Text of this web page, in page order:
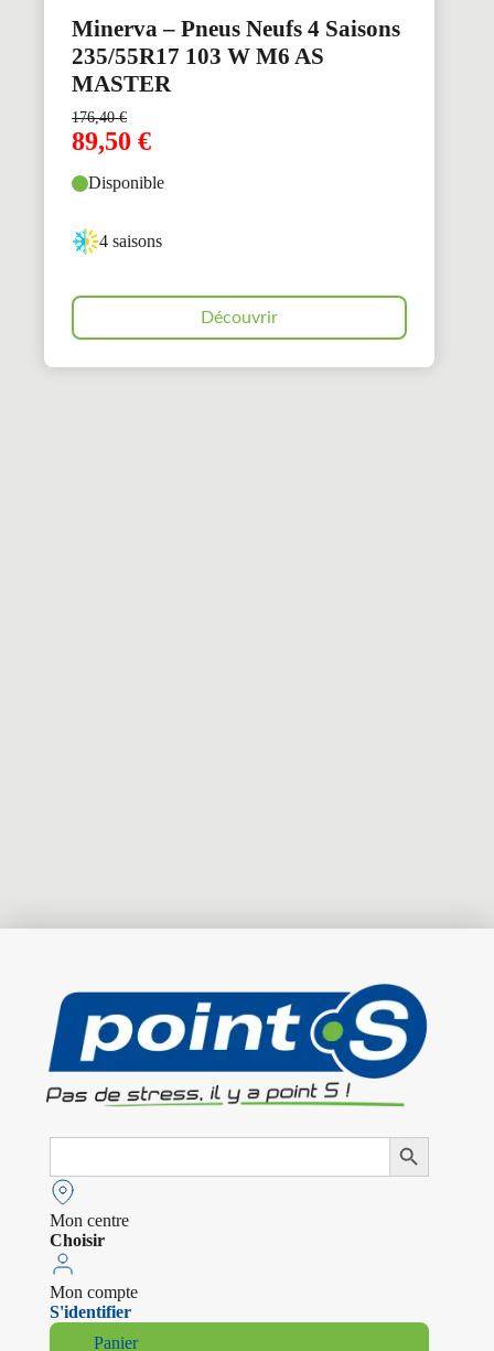
Minerva – Pneus Neufs 4 Saisons
235/55R17 103 W M6 AS
MASTER
176,40€
89,50 €
Disponible
4 saisons
Découvrir
Search
Search Button
Mon centre
Choisir
Mon compte
S'identifier
Panier